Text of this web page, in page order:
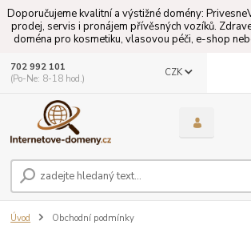
Doporučujeme kvalitní a výstižné domény:
prodej, servis i pronájem přívěsných vozíků.
doména pro kosmetiku, vlasovou péči, e-shop
CZK
702 992 101
(Po-Ne: 8-18 hod.)
Úvod Obchodní podmínky